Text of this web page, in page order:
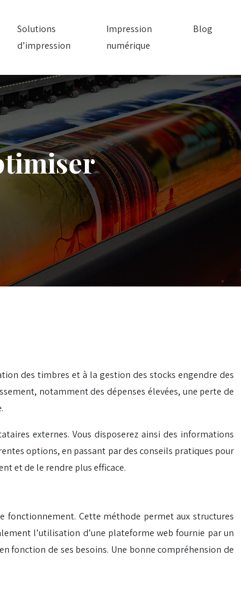
Solutions
d’impression
Impression
numérique
Blog
des timbres et à la gestion des stocks engendre des
notamment des dépenses élevées, une perte de
externes. Vous disposerez ainsi des informations
options, en passant par des conseils pratiques pour
et de le rendre plus efficace.
fonctionnement. Cette méthode permet aux structures
l’utilisation d’une plateforme web fournie par un
fonction de ses besoins. Une bonne compréhension de